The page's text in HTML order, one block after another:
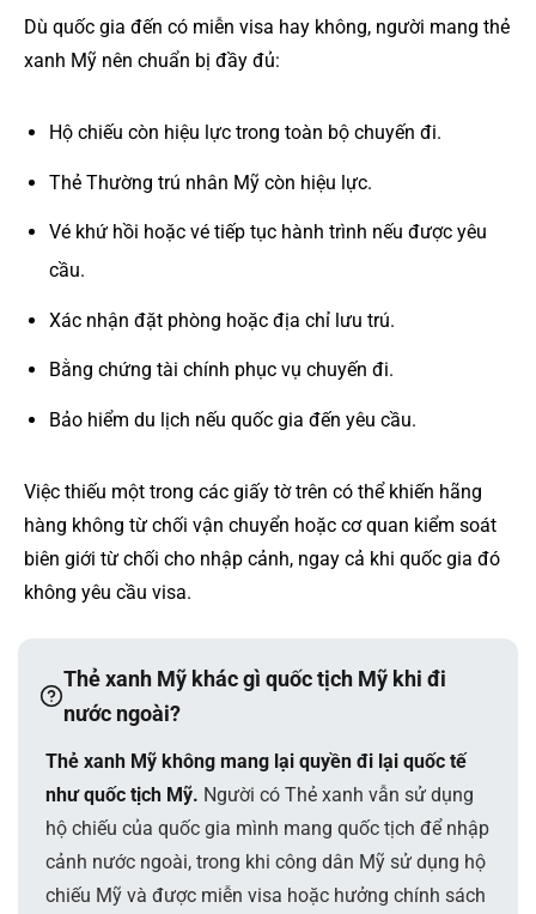
Dù quốc gia đến có miễn visa hay không, người mang thẻ
xanh Mỹ nên chuẩn bị đầy đủ:
Hộ chiếu còn hiệu lực trong toàn bộ chuyến đi.
Thẻ Thường trú nhân Mỹ còn hiệu lực.
Vé khứ hồi hoặc vé tiếp tục hành trình nếu được yêu
cầu.
Xác nhận đặt phòng hoặc địa chỉ lưu trú.
Bằng chứng tài chính phục vụ chuyến đi.
Bảo hiểm du lịch nếu quốc gia đến yêu cầu.
Việc thiếu một trong các giấy tờ trên có thể khiến hãng
hàng không từ chối vận chuyển hoặc cơ quan kiểm soát
biên giới từ chối cho nhập cảnh, ngay cả khi quốc gia đó
không yêu cầu visa.
Thẻ xanh Mỹ khác gì quốc tịch Mỹ khi đi
nước ngoài?
Thẻ xanh Mỹ không mang lại quyền đi lại quốc tế
như quốc tịch Mỹ. Người có Thẻ xanh vẫn sử dụng
hộ chiếu của quốc gia mình mang quốc tịch để nhập
cảnh nước ngoài, trong khi công dân Mỹ sử dụng hộ
chiếu Mỹ và được miễn visa hoặc hưởng chính sách